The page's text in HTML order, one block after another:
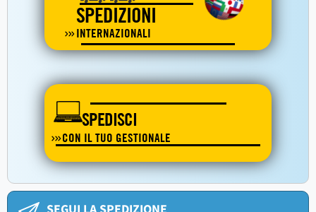
SPEDIZIONI
INTERNAZIONALI
SPEDISCI
CON IL TUO GESTIONALE